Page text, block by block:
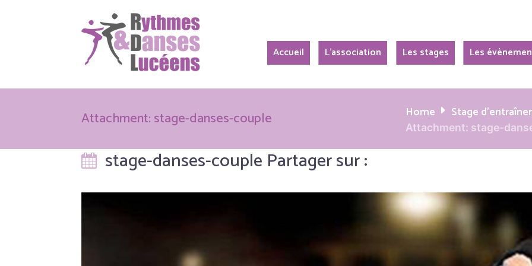
Accueil L’association Les stages Les
Attachment: stage-danses-couple Home Stage
Attachment: stage-
stage-danses-couple Partager sur :